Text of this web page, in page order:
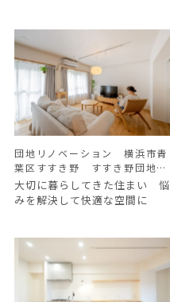
団地リノベーション 横浜市青
葉区すすき野 すすき野団地
K様邸
大切に暮らしてきた住まい 悩
みを解決して快適な空間に